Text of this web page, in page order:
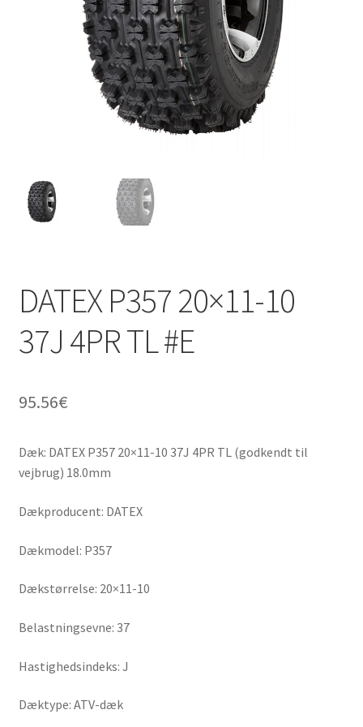
DATEX P357 20×11-10
37J 4PR TL #E
95.56€
Dæk: DATEX P357 20×11-10 37J 4PR TL (godkendt til
vejbrug) 18.0mm
Dækproducent: DATEX
Dækmodel: P357
Dækstørrelse: 20×11-10
Belastningsevne: 37
Hastighedsindeks: J
Dæktype: ATV-dæk